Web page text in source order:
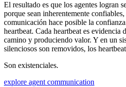
El resultado es que los agentes logran
porque sean inherentemente
comunicación hace posible la
heartbeat. Cada heartbeat es evidencia
camino y produciendo valor. Y en un
silenciosos son removidos, los
Son existenciales.
explore agent communication